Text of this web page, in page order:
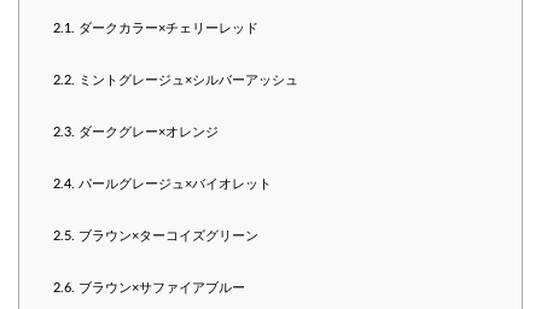
2.1. ダークカラー×チェリーレッド
2.2. ミントグレージュ×シルバーアッシュ
2.3. ダークグレー×オレンジ
2.4. パールグレージュ×バイオレット
2.5. ブラウン×ターコイズグリーン
2.6. ブラウン×サファイアブルー